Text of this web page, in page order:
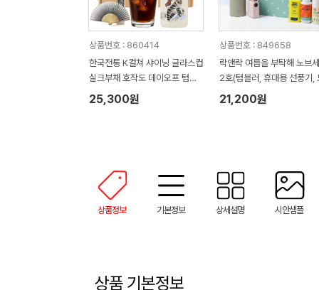
상품번호 : 860414
한국전통 K컬쳐 샤이닝 글라스컵
실크부채 호작도 데이오프 텀블
러 350ml 기프팅
25,300원
상품번호 : 849658
락앤락 여름을 부탁해 노브
2호(텀블러, 휴대용 선풍기,
기피제, 썬스틱)
21,200원
상품정보 기본정보 상세설명 시안샘플
상품 기본정보